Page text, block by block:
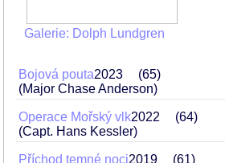
Galerie: Dolph Lundgren
Bojová pouta2023
65
(Major Chase Anderson)
Operace Mořský vlk2022
64
(Capt. Hans Kessler)
Příchod temné noci2019
61